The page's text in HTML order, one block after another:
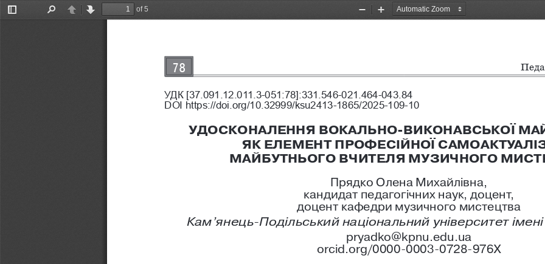
Toggle
PreviousNext
of 5
Zoom
Zoom
78
УДК [37.091.12.011.3-051:78]:331.546-021.464-043.84
DOI https://doi.org/10.32999/ksu2413-1865/2025-109-10
УДОСКОНАЛЕННЯ ВОКАЛЬНО-ВИКОНАВСЬКОЇ
ЯК ЕЛЕМЕНТ ПРОФЕСІЙНОЇ
МАЙБУТНЬОГО ВЧИТЕЛЯ МУЗИЧНОГО
Прядко Олена Михайлівна,
кандидат педагогічних наук, доцент,
доцент кафедри музичного мистецтва
Кам’янець-Подільський національний університет імені
pryadko@kpnu.edu.ua
orcid.org/0000-0003-0728-976X